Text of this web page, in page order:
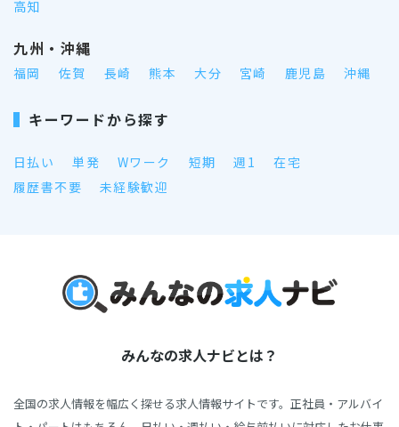
高知
九州・沖縄
福岡 佐賀 長崎 熊本 大分 宮崎 鹿児島 沖縄
キーワードから探す
日払い 単発 Wワーク 短期 週1
在宅
履歴書不要
未経験歓迎
みんなの求人ナビとは？
全国の求人情報を幅広く探せる求人情報サイトです。正社員・アルバイ